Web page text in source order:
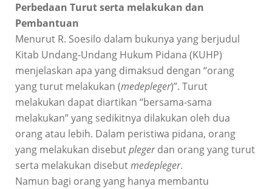
Perbedaan Turut serta melakukan dan
Pembantuan
Menurut R. Soesilo dalam bukunya yang berjudul
Kitab Undang-Undang Hukum Pidana (KUHP)
menjelaskan apa yang dimaksud dengan “orang
yang turut melakukan (medepleger)”. Turut
melakukan dapat diartikan “bersama-sama
melakukan” yang sedikitnya dilakukan oleh dua
orang atau lebih. Dalam peristiwa pidana, orang
yang melakukan disebutplegerdan orang yang turut
serta melakukan disebutmedepleger.
Namun bagi orang yang hanya membantu